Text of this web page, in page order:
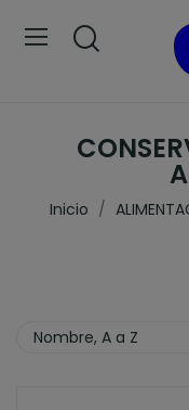
Inicio
Nombre, A a Z